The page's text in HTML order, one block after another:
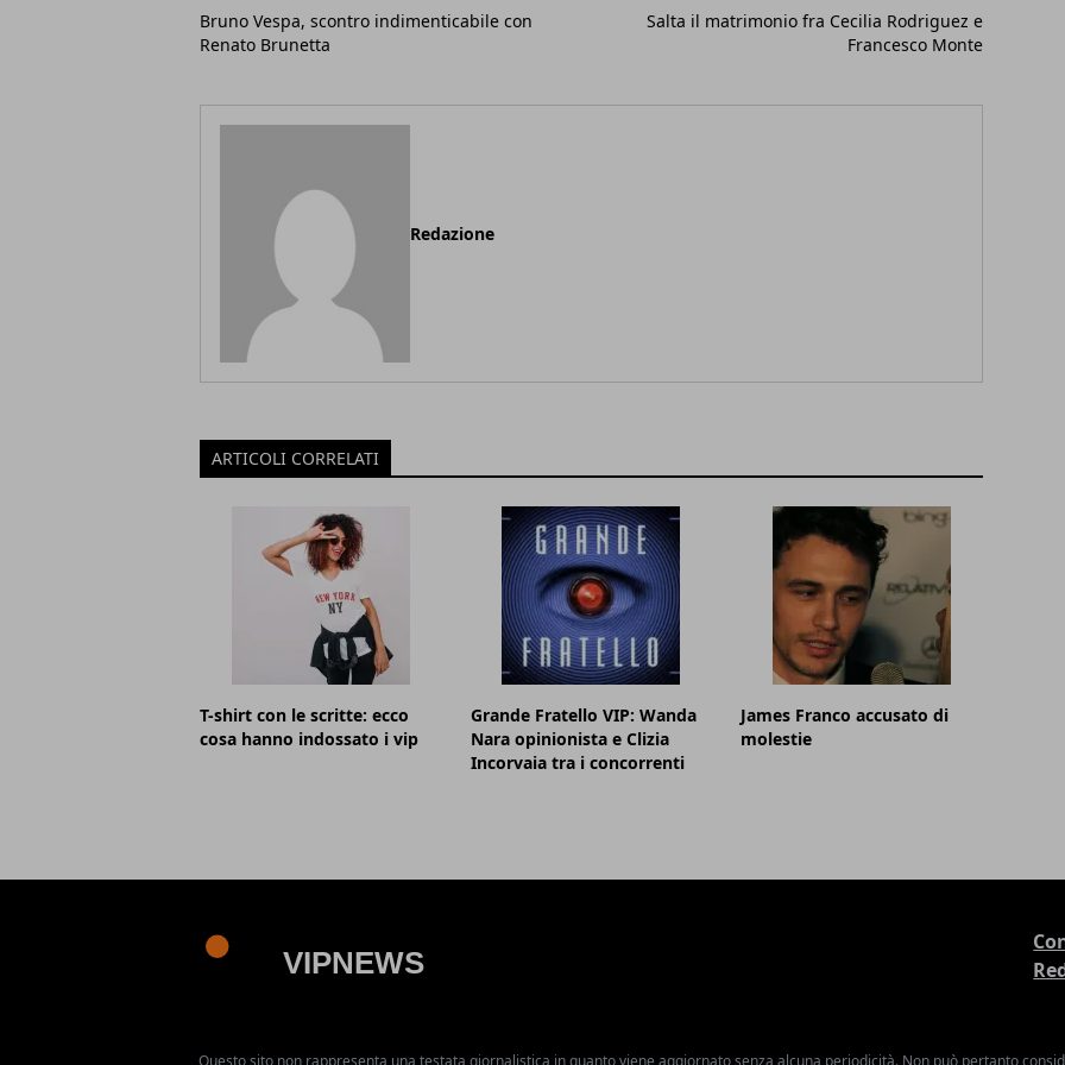
Bruno Vespa, scontro indimenticabile con
Renato Brunetta
Salta il matrimonio fra Cecilia Rodriguez e
Francesco Monte
Redazione
ARTICOLI CORRELATI
T-shirt con le scritte: ecco
cosa hanno indossato i vip
Grande Fratello VIP: Wanda
Nara opinionista e Clizia
Incorvaia tra i concorrenti
James Franco accusato di
molestie
Questo sito non rappresenta una testata giornalistica in quanto viene aggiornato senza alcuna periodicità. Non può pertanto